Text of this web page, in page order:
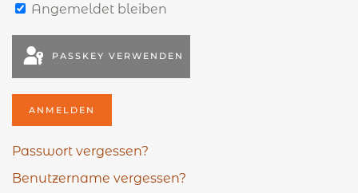
Angemeldet bleiben
PASSKEY VERWENDEN
ANMELDEN
Passwort vergessen?
Benutzername vergessen?